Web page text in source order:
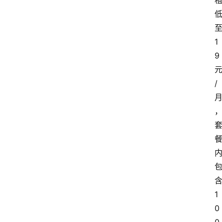
低
至
1
9
元
/
月
，
套
餐
内
包
含
1
0